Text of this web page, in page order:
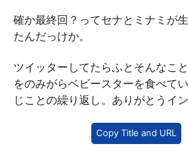
確か最終回？ってセナとミナミが
たんだっけか。
ツイッターしてたらふとそんなこ
をのみがらベビースターを食べて
じことの繰り返し。ありがとうイ
Copy Title and URL